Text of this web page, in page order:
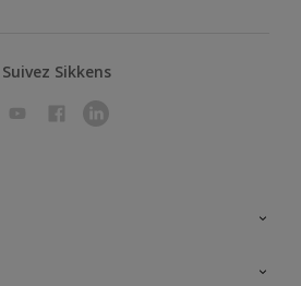
Suivez Sikkens